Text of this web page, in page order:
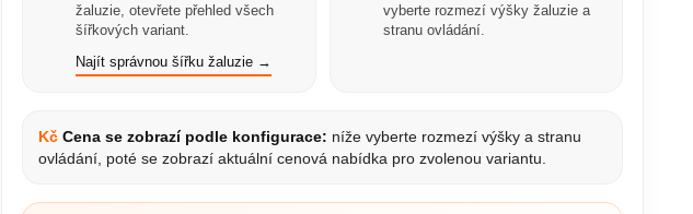
žaluzie, otevřete přehled všech
šířkových variant.
Najít správnou šířku žaluzie →
vyberte rozmezí výšky žaluzie a
stranu ovládání.
Kč Cena se zobrazí podle konfigurace: níže vyberte rozmezí výšky a stranu
ovládání, poté se zobrazí aktuální cenová nabídka pro zvolenou variantu.